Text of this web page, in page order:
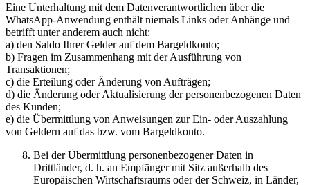
Eine Unterhaltung mit dem Datenverantwortlichen über die
WhatsApp-Anwendung enthält niemals Links oder Anhänge und
betrifft unter anderem auch nicht:
a) den Saldo Ihrer Gelder auf dem Bargeldkonto;
b) Fragen im Zusammenhang mit der Ausführung von
Transaktionen;
c) die Erteilung oder Änderung von Aufträgen;
d) die Änderung oder Aktualisierung der personenbezogenen Daten
des Kunden;
e) die Übermittlung von Anweisungen zur Ein- oder Auszahlung
von Geldern auf das bzw. vom Bargeldkonto.
Bei der Übermittlung personenbezogener Daten in
Drittländer, d. h. an Empfänger mit Sitz außerhalb des
Europäischen Wirtschaftsraums oder der Schweiz, in Länder,